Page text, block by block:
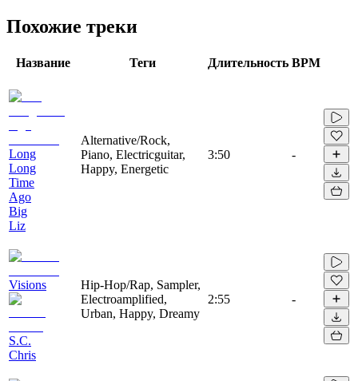
Похожие треки
Название Теги Длительность BPM
Long
Long
Time
Ago
Big
Liz
Alternative/Rock,
Piano, Electricguitar,
Happy, Energetic
3:50 -
Visions
S.C.
Chris
Hip-Hop/Rap, Sampler,
Electroamplified,
Urban, Happy, Dreamy
2:55 -